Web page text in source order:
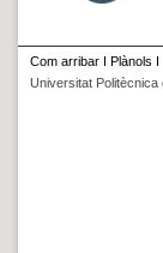
Com arribar I Plànols I
Universitat Politècnica